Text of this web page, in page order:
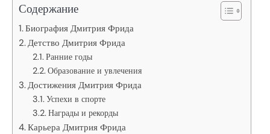
Содержание
Биография Дмитрия Фрида
Детство Дмитрия Фрида
Ранние годы
Образование и увлечения
Достижения Дмитрия Фрида
Успехи в спорте
Награды и рекорды
Карьера Дмитрия Фрида